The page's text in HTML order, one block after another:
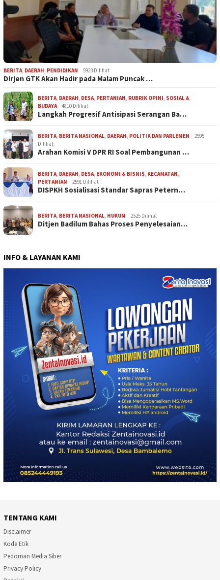
BERITA, DAERAH, PENDIDIKAN 5923 Dilihat
Dirjen GTK Akan Hadir pada Malam Puncak …
BERITA, DAERAH, DESA, PERTANIAN, RUBRIK OPINI, SOSIAL &
BUDAYA
4810 Dilihat
Langkah Progresif Antisipasi Serangan Ba…
BERITA, BERITA NASIONAL, DAERAH, POLITIK DAN PARLEMEN
2595
Dilihat
Arahan Komisi V DPR RI Soal Pembangunan …
BERITA, DAERAH, DESA, EKONOMI & BISNIS, KECAMATAN,
PERTANIAN
2591 Dilihat
DISPKH Sosialisasi Standar Sapras Petern…
BERITA, BERITA NASIONAL, HUKUM 2525 Dilihat
Ditjen Badilum Bahas Proses Penyelesaian…
INFO & LAYANAN KAMI
TENTANG KAMI
Disclaimer
Kode Etik
Pedoman Media Siber
Privacy Policy